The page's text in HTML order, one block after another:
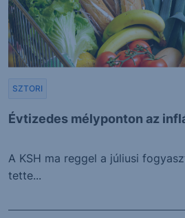
Évtizedes mélyponton az
SZTORI
A KSH ma reggel a júliusi
tette...